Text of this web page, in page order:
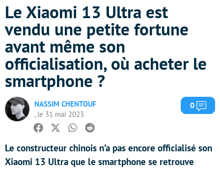
Le Xiaomi 13 Ultra est
vendu une petite fortune
avant même son
officialisation, où acheter le
smartphone ?
NASSIM CHENTOUF
, le 31 mai 2023
0
Facebook
TwitterWhatsapp
Reddit
Le constructeur chinois n’a pas encore officialisé son
Xiaomi 13 Ultra que le smartphone se retrouve